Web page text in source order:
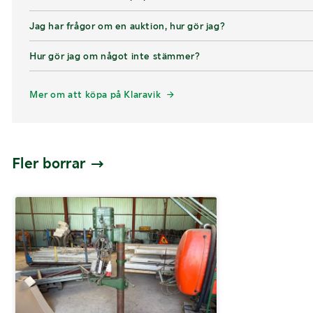
Jag har frågor om en auktion, hur gör jag?
Hur gör jag om något inte stämmer?
Mer om att köpa på Klaravik
Fler borrar